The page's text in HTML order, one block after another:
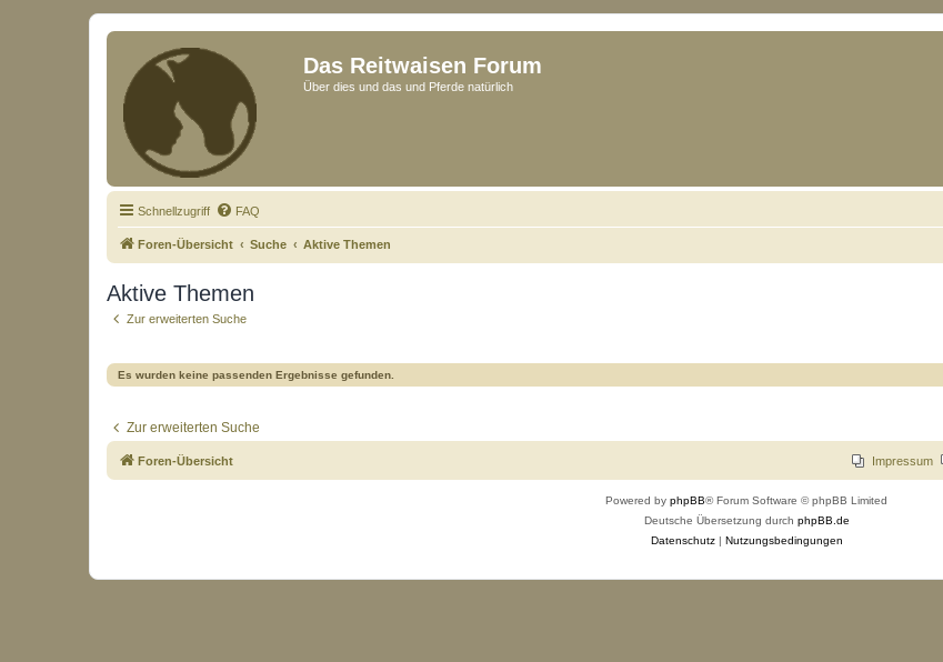
Das Reitwaisen Forum
Über dies und das und Pferde natürlich
Schnellzugriff FAQ
Foren-Übersicht Suche Aktive Themen
Aktive Themen
Zur erweiterten Suche
Es wurden keine passenden Ergebnisse gefunden.
Zur erweiterten Suche
Foren-Übersicht Impressum
Powered by phpBB® Forum Software © phpBB Limited
Deutsche Übersetzung durch phpBB.de
Datenschutz| Nutzungsbedingungen